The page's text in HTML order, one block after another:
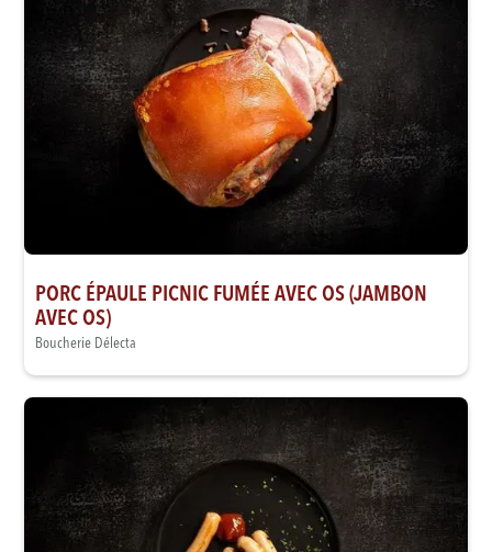
PORC ÉPAULE PICNIC FUMÉE AVEC OS (JAMBON
AVEC OS)
Boucherie Délecta